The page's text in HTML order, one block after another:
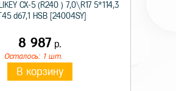
CX-5 (R240 ) 7,0\R17 5*114,3
d67,1 HSB [24004SY]
8 987 р.
Осталось: 1 шт.
В корзину